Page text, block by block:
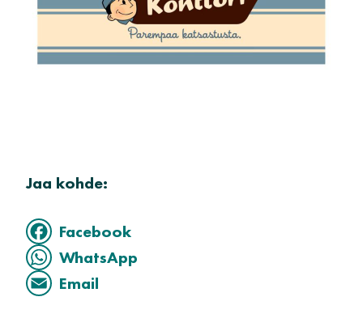
Jaa kohde:
Facebook
WhatsApp
Email